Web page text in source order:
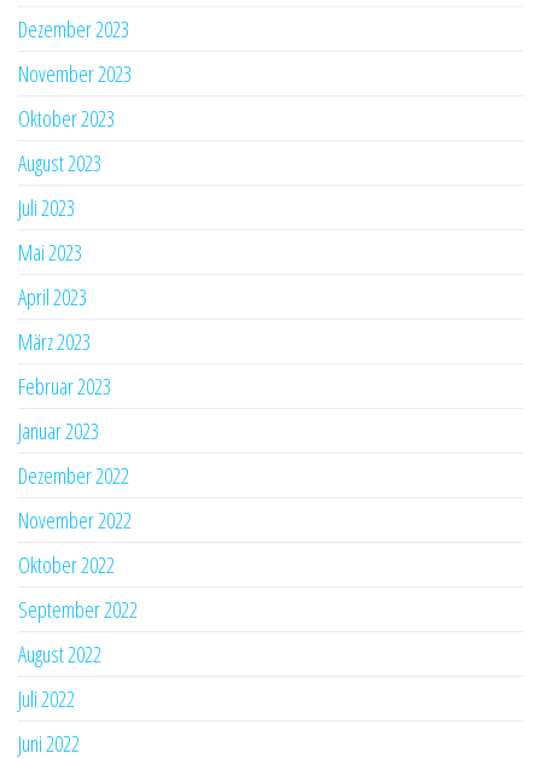
Dezember 2023
November 2023
Oktober 2023
August 2023
Juli 2023
Mai 2023
April 2023
März 2023
Februar 2023
Januar 2023
Dezember 2022
November 2022
Oktober 2022
September 2022
August 2022
Juli 2022
Juni 2022